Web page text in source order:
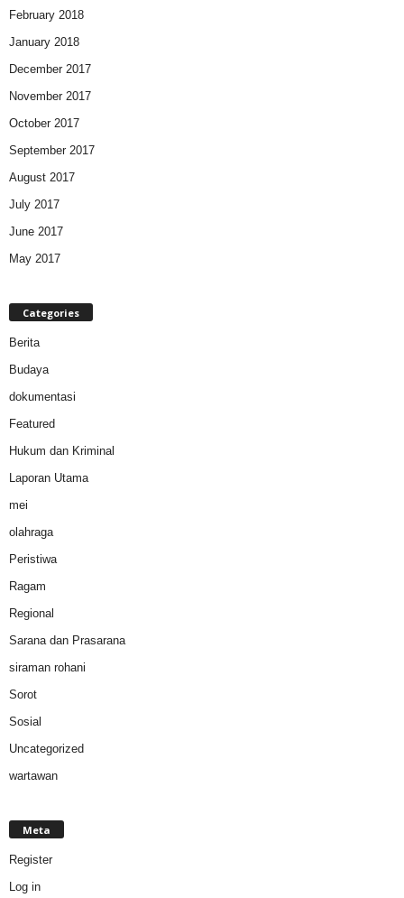
February 2018
January 2018
December 2017
November 2017
October 2017
September 2017
August 2017
July 2017
June 2017
May 2017
Categories
Berita
Budaya
dokumentasi
Featured
Hukum dan Kriminal
Laporan Utama
mei
olahraga
Peristiwa
Ragam
Regional
Sarana dan Prasarana
siraman rohani
Sorot
Sosial
Uncategorized
wartawan
Meta
Register
Log in